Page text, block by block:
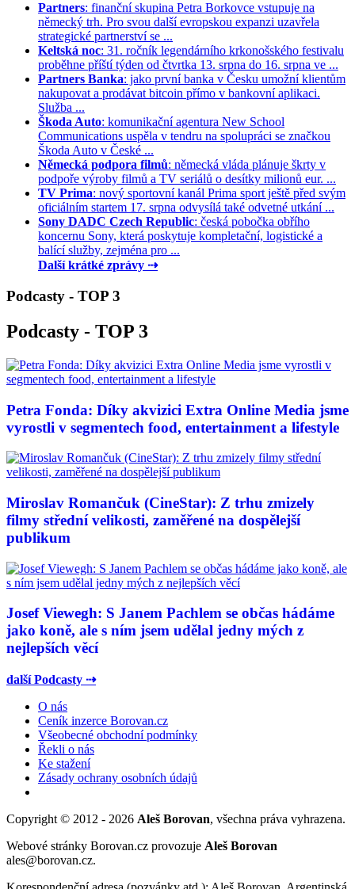
Partners: finanční skupina Petra Borkovce vstupuje na
německý trh. Pro svou další evropskou expanzi uzavřela
strategické partnerství se ...
Keltská noc: 31. ročník legendárního krkonošského festivalu
proběhne příští týden od čtvrtka 13. srpna do 16. srpna ve ...
Partners Banka: jako první banka v Česku umožní klientům
nakupovat a prodávat bitcoin přímo v bankovní aplikaci.
Služba ...
Škoda Auto: komunikační agentura New School
Communications uspěla v tendru na spolupráci se značkou
Škoda Auto v České ...
Německá podpora filmů: německá vláda plánuje škrty v
podpoře výroby filmů a TV seriálů o desítky milionů eur. ...
TV Prima: nový sportovní kanál Prima sport ještě před svým
oficiálním startem 17. srpna odvysílá také odvetné utkání ...
Sony DADC Czech Republic: česká pobočka obřího
koncernu Sony, která poskytuje kompletační, logistické a
balící služby, zejména pro ...
Další krátké zprávy ⇢
Podcasty - TOP 3
Podcasty - TOP 3
Petra Fonda: Díky akvizici Extra Online Media jsme
vyrostli v segmentech food, entertainment a lifestyle
Miroslav Romančuk (CineStar): Z trhu zmizely
filmy střední velikosti, zaměřené na dospělejší
publikum
Josef Viewegh: S Janem Pachlem se občas hádáme
jako koně, ale s ním jsem udělal jedny mých z
nejlepších věcí
další Podcasty ⇢
O nás
Ceník inzerce Borovan.cz
Všeobecné obchodní podmínky
Řekli o nás
Ke stažení
Zásady ochrany osobních údajů
Copyright © 2012 - 2026 Aleš Borovan, všechna práva vyhrazena.
Webové stránky Borovan.cz provozuje Aleš Borovan
ales@borovan.cz.